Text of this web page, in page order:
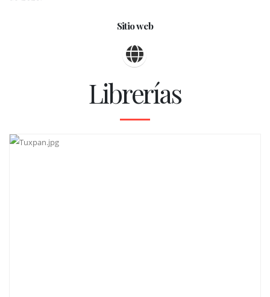
Sitio web
Librerías